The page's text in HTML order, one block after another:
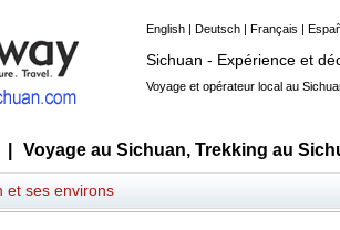
English |Deutsch |Français |
Sichuan - Expérience et
Voyage et opérateur local au
Voyage au Sichuan, Trekking au
et ses environs